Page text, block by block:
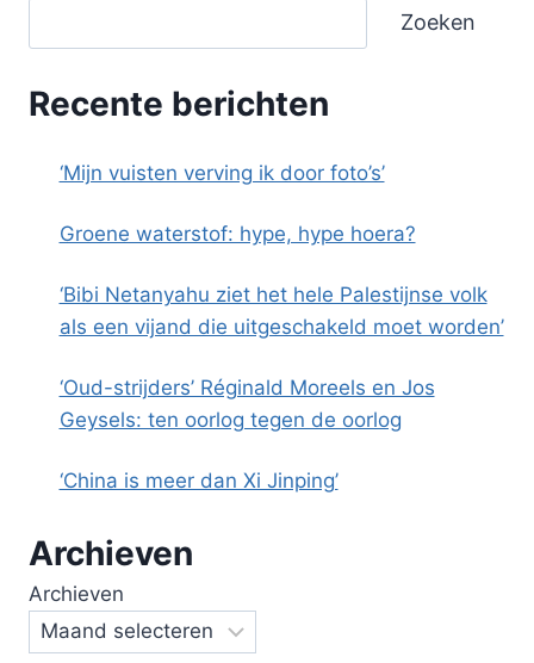
Zoeken
Recente berichten
‘Mijn vuisten verving ik door foto’s’
Groene waterstof: hype, hype hoera?
‘Bibi Netanyahu ziet het hele Palestijnse volk
als een vijand die uitgeschakeld moet worden’
‘Oud-strijders’ Réginald Moreels en Jos
Geysels: ten oorlog tegen de oorlog
‘China is meer dan Xi Jinping’
Archieven
Archieven